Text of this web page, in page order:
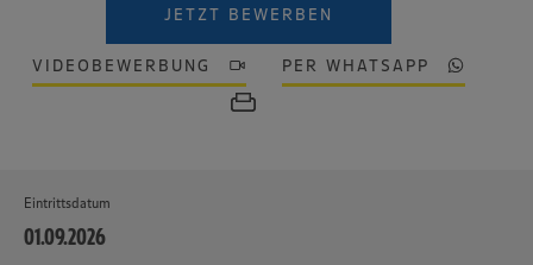
JETZT BEWERBEN
VIDEOBEWERBUNG PER WHATSAPP
Eintrittsdatum
01.09.2026